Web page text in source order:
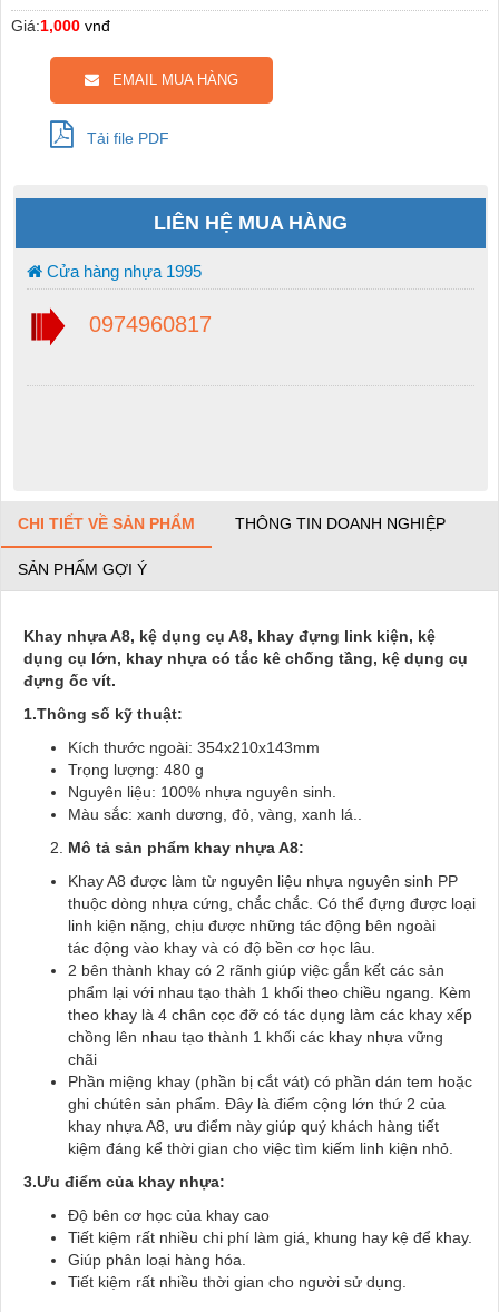
Giá:1,000 vnđ
EMAIL MUA HÀNG
Tải file PDF
LIÊN HỆ MUA HÀNG
Cửa hàng nhựa 1995
0974960817
CHI TIẾT VỀ SẢN PHẨM THÔNG TIN DOANH NGHIỆP
SẢN PHẨM GỢI Ý
Khay nhựa A8, kệ dụng cụ A8, khay đựng link kiện, kệ
dụng cụ lớn, khay nhựa có tắc kê chống tầng, kệ dụng cụ
đựng ốc vít.
1.Thông số kỹ thuật:
Kích thước ngoài: 354x210x143mm
Trọng lượng: 480 g
Nguyên liệu: 100% nhựa nguyên sinh.
Màu sắc: xanh dương, đỏ, vàng, xanh lá..
Mô tả sản phẩm khay nhựa A8:
Khay A8 được làm từ nguyên liệu nhựa nguyên sinh PP
thuộc dòng nhựa cứng, chắc chắc. Có thể đựng được loại
linh kiện nặng, chịu được những tác động bên ngoài
tác động vào khay và có độ bền cơ học lâu.
2 bên thành khay có 2 rãnh giúp việc gắn kết các sản
phẩm lại với nhau tạo thàh 1 khối theo chiều ngang. Kèm
theo khay là 4 chân cọc đỡ có tác dụng làm các khay xếp
chồng lên nhau tạo thành 1 khối các khay nhựa vững
chãi
Phần miệng khay (phần bị cắt vát) có phần dán tem hoặc
ghi chútên sản phẩm. Đây là điểm cộng lớn thứ 2 của
khay nhựa A8, ưu điểm này giúp quý khách hàng tiết
kiệm đáng kể thời gian cho việc tìm kiếm linh kiện nhỏ.
3.Ưu điểm của khay nhựa:
Độ bên cơ học của khay cao
Tiết kiệm rất nhiều chi phí làm giá, khung hay kệ để khay.
Giúp phân loại hàng hóa.
Tiết kiệm rất nhiều thời gian cho người sử dụng.